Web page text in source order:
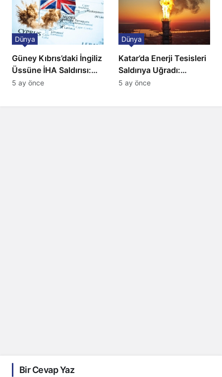
Güney Kıbrıs’daki İngiliz
Üssüne İHA Saldırısı:
Patlama, Sirenler ve
Dünya
5 ay önce
Katar’da Enerji Tesisleri
Saldırıya Uğradı:
Avrupa’da Doğalgaz
Dünya
5 ay önce
Bir Cevap Yaz